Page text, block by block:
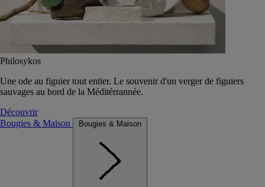
Philosykos
Une ode au figuier tout entier. Le souvenir d'un verger de figuiers
sauvages au bord de la Méditérrannée.
Découvrir
Bougies & Maison
Bougies & Maison